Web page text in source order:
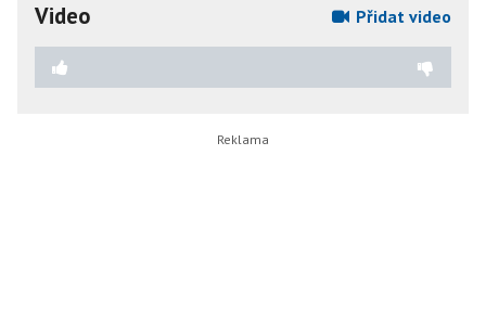
Video Přidat video